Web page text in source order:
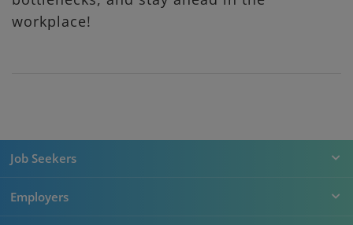
workplace!
Job Seekers
Employers